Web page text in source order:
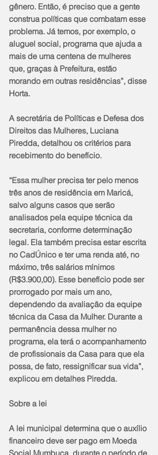
gênero. Então, é preciso que a gente
construa políticas que combatam esse
problema. Já temos, por exemplo, o
aluguel social, programa que ajuda a
mais de uma centena de mulheres
que, graças à Prefeitura, estão
morando em outras residências”, disse
Horta.
A secretária de Políticas e Defesa dos
Direitos das Mulheres, Luciana
Piredda, detalhou os critérios para
recebimento do benefício.
“Essa mulher precisa ter pelo menos
três anos de residência em Maricá,
salvo alguns casos que serão
analisados pela equipe técnica da
secretaria, conforme determinação
legal. Ela também precisa estar escrita
no CadÚnico e ter uma renda até, no
máximo, três salários mínimos
(R$3.900,00). Esse benefício pode ser
prorrogado por mais um ano,
dependendo da avaliação da equipe
técnica da Casa da Mulher. Durante a
permanência dessa mulher no
programa, ela terá o acompanhamento
de profissionais da Casa para que ela
possa, de fato, ressignificar sua vida”,
explicou em detalhes Piredda.
Sobre a lei
A lei municipal determina que o auxílio
financeiro deve ser pago em Moeda